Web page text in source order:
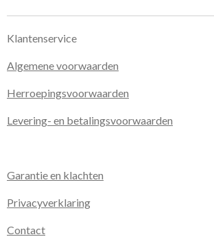
Klantenservice
Algemene voorwaarden
Herroepingsvoorwaarden
Levering- en betalingsvoorwaarden
Garantie en klachten
Privacyverklaring
Contact